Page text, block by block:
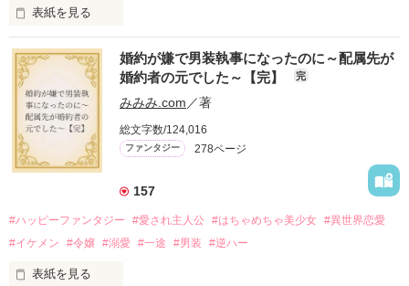
表紙を見る
かつては英雄と呼ばれた父は事業で失敗ばかり。
そのせいで極貧生活を送るオリヴィア・ディルムーンは、母が
倒れたことをきっかけに娼婦になり稼ごうと屋敷を飛び出し
た。
娼館（たぶん）の店主は札束でビンタしてくる謎の男。
金と引き換えに雇われたと思いきや……契約結婚だった！？
裏社会を牛耳るロベールは仮面をつけており、謎が多いが幸せ
な結婚生活を満喫中。
そこでロベールを慕うアリスに一方的に敵視され、嫌がらせを
勘違いから始まる初夜騒動に危険ばかりの血まみれ新婚生活。
婚約が嫌で男装執事になったのに～配属先が
婚約者の元でした～【完】
完
みみみ.com ／著
総文字数/124,016
ファンタジー 278ページ
157
#ハッピーファンタジー #愛され主人公 #はちゃめちゃ美少女 #異世界恋愛
#イケメン
#令嬢 #溺愛 #一途 #男装 #逆ハー
表紙を見る